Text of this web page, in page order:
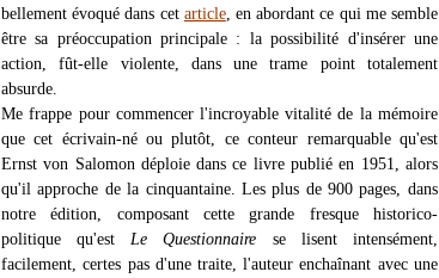
bellement évoqué dans cet article, en abordant ce qui me semble
être sa préoccupation principale : la possibilité d'insérer une
action, fût-elle violente, dans une trame point totalement
absurde.
Me frappe pour commencer l'incroyable vitalité de la mémoire
que cet écrivain-né ou plutôt, ce conteur remarquable qu'est
Ernst von Salomon déploie dans ce livre publié en 1951, alors
qu'il approche de la cinquantaine. Les plus de 900 pages, dans
notre édition, composant cette grande fresque historico-
politique qu'est Le Questionnaire se lisent intensément,
facilement, certes pas d'une traite, l'auteur enchaînant avec une